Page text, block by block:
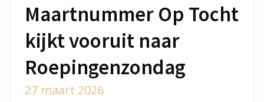
Maartnummer Op Tocht
kijkt vooruit naar
Roepingenzondag
27 maart 2026